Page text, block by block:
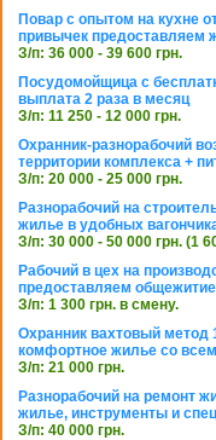
Повар с опытом на кухне
привычек предоставляем
З/п: 36 000 - 39 600 грн.
Посудомойщица с
выплата 2 раза в месяц
З/п: 11 250 - 12 000 грн.
Охранник-разнорабочий
территории комплекса +
З/п: 20 000 - 25 000 грн.
Разнорабочий на
жилье в удобных
З/п: 30 000 - 50 000 грн. (1
Рабочий в цех на
предоставляем
З/п: 1 300 грн. в смену.
Охранник вахтовый метод
комфортное жилье со
З/п: 21 000 грн.
Разнорабочий на ремонт
жилье, инструменты и
З/п: 40 000 грн.